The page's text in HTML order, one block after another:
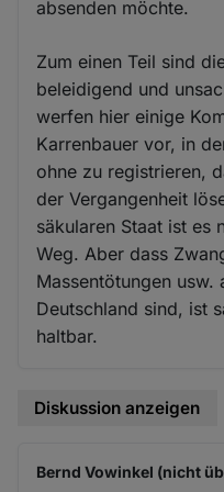
absenden möchte.
Zum einen Teil sind
beleidigend und
werfen hier einige
Karrenbauer vor, in
ohne zu registrieren,
der Vergangenheit
säkularen Staat ist es
Weg. Aber dass
Massentötungen usw.
Deutschland sind, ist
haltbar.
Diskussion anzeigen
Bernd Vowinkel (nicht